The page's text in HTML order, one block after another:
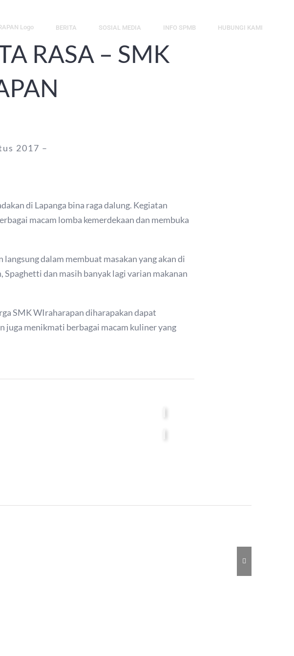
BERITA SOSIAL MEDIA INFO SPMB HUBUNGI KAMI
RASA – SMK
2017 –
di Lapanga bina raga dalung. Kegiatan
macam lomba kemerdekaan dan membuka
dalam membuat masakan yang akan di
dan masih banyak lagi varian makanan
SMK WIraharapan diharapakan dapat
juga menikmati berbagai macam kuliner yang